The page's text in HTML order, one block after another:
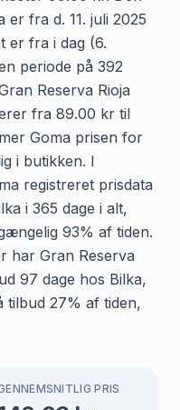
fra d. 11. juli 2025
er fra i dag (6.
periode på 392
Reserva Rioja
fra 89.00 kr til
Goma prisen for
i butikken. I
registreret prisdata
i 365 dage i alt,
93% af tiden.
har Gran Reserva
97 dage hos Bilka,
tilbud 27% af tiden,
PRIS